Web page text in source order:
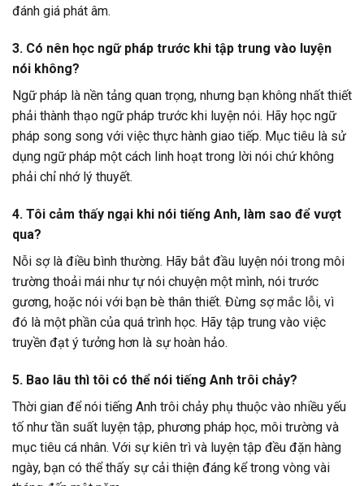
đánh giá phát âm.
3. Có nên học ngữ pháp trước khi tập trung vào luyện
nói không?
Ngữ pháp là nền tảng quan trọng, nhưng bạn không nhất thiết
phải thành thạo ngữ pháp trước khi luyện nói. Hãy học ngữ
pháp song song với việc thực hành giao tiếp. Mục tiêu là sử
dụng ngữ pháp một cách linh hoạt trong lời nói chứ không
phải chỉ nhớ lý thuyết.
4. Tôi cảm thấy ngại khi nói tiếng Anh, làm sao để vượt
qua?
Nỗi sợ là điều bình thường. Hãy bắt đầu luyện nói trong môi
trường thoải mái như tự nói chuyện một mình, nói trước
gương, hoặc nói với bạn bè thân thiết. Đừng sợ mắc lỗi, vì
đó là một phần của quá trình học. Hãy tập trung vào việc
truyền đạt ý tưởng hơn là sự hoàn hảo.
5. Bao lâu thì tôi có thể nói tiếng Anh trôi chảy?
Thời gian để nói tiếng Anh trôi chảy phụ thuộc vào nhiều yếu
tố như tần suất luyện tập, phương pháp học, môi trường và
mục tiêu cá nhân. Với sự kiên trì và luyện tập đều đặn hàng
ngày, bạn có thể thấy sự cải thiện đáng kể trong vòng vài